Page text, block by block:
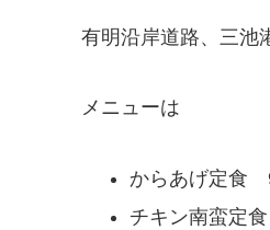
有明沿岸道路、三池
メニューは
からあげ定食
チキン南蛮定